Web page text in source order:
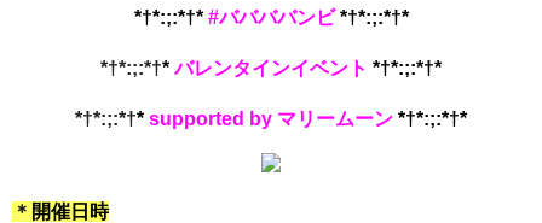
*†*:;:*†* #ババババンビ *†*:;:*†*
*†*:;:*†*バレンタインイベント *†*:;:*†*
*†*:;:*†* supported by マリームーン *†*:;:*†*
＊ 開催日時